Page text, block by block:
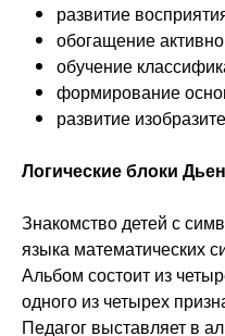
развитие
обогащение
обучение
формирование
развитие
Логические блоки
Знакомство детей с
языка математических
Альбом состоит из
одного из четырех
Педагог выставляет в